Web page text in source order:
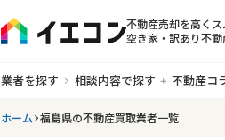
不動産売却を高くス
空き家・訳あり不
業者を探す 相談内容で探す 不動産コ
ホーム 福島県の不動産買取業者一覧